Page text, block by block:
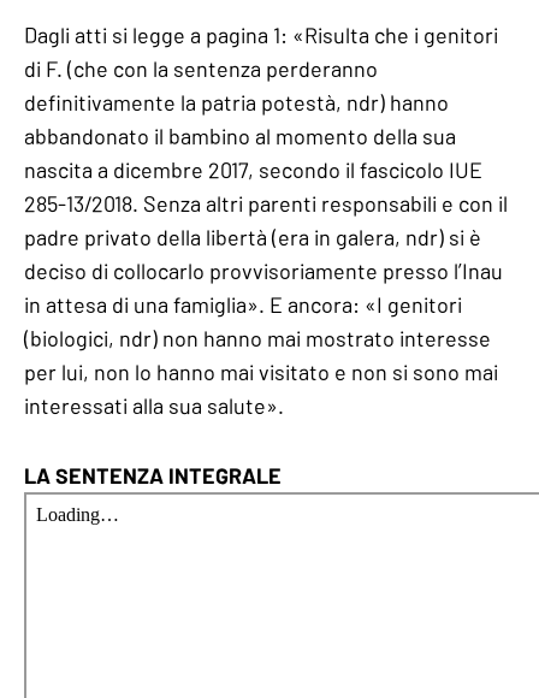
Dagli atti si legge a pagina 1: «Risulta che i genitori
di F. (che con la sentenza perderanno
definitivamente la patria potestà, ndr) hanno
abbandonato il bambino al momento della sua
nascita a dicembre 2017, secondo il fascicolo IUE
285-13/2018. Senza altri parenti responsabili e con il
padre privato della libertà (era in galera, ndr) si è
deciso di collocarlo provvisoriamente presso l’Inau
in attesa di una famiglia». E ancora: «I genitori
(biologici, ndr) non hanno mai mostrato interesse
per lui, non lo hanno mai visitato e non si sono mai
interessati alla sua salute».
LA SENTENZA INTEGRALE